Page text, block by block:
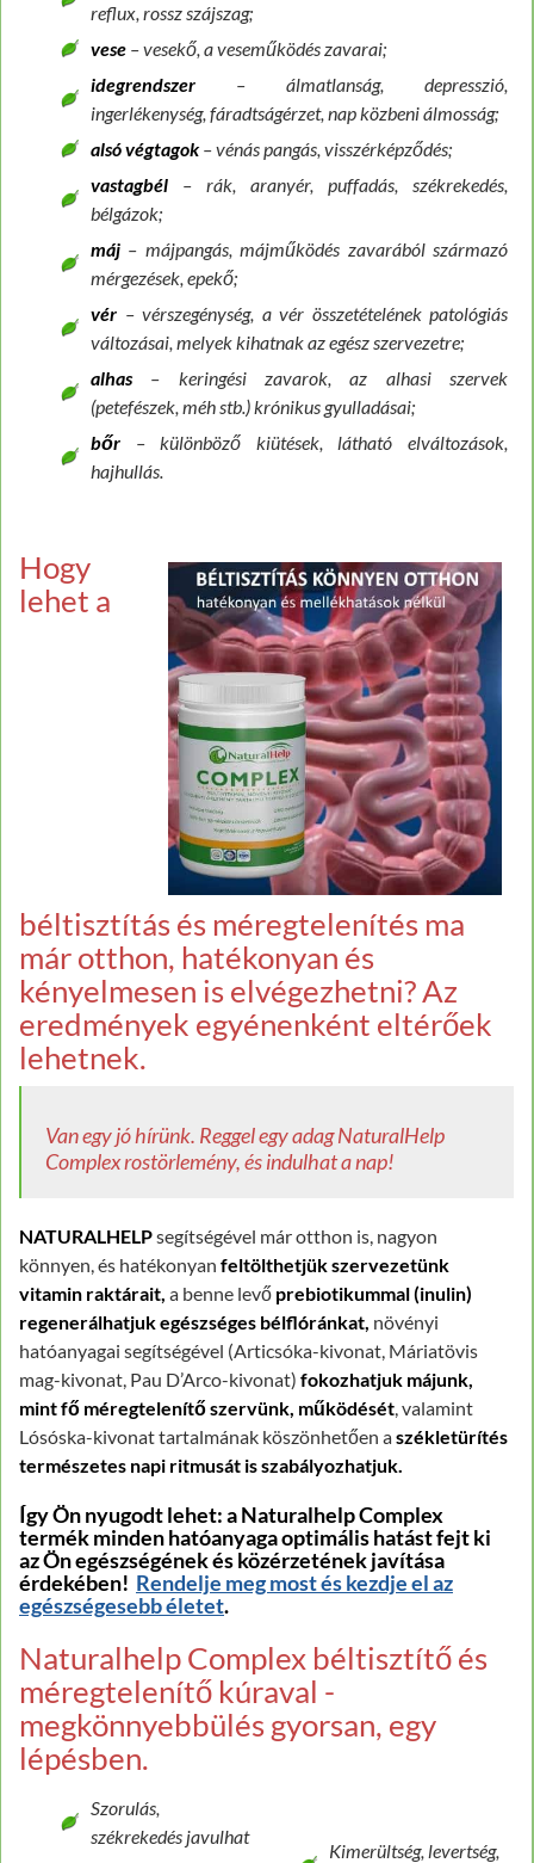
reflux, rossz szájszag;
vese – vesekő, a veseműködés zavarai;
idegrendszer – álmatlanság, depresszió,
ingerlékenység, fáradtságérzet, nap közbeni álmosság;
alsó végtagok– vénás pangás, visszérképződés;
vastagbél – rák, aranyér, puffadás, székrekedés,
bélgázok;
máj – májpangás, májműködés zavarából származó
mérgezések, epekő;
vér – vérszegénység, a vér összetételének patológiás
változásai, melyek kihatnak az egész szervezetre;
alhas– keringési zavarok, az alhasi szervek
(petefészek, méh stb.) krónikus gyulladásai;
bőr – különböző kiütések, látható elváltozások,
hajhullás.
Hogy
lehet a
béltisztítás és méregtelenítés ma
már otthon, hatékonyan és
kényelmesen is elvégezhetni? Az
eredmények egyénenként eltérőek
lehetnek.
Van egy jó hírünk. Reggel egy adag NaturalHelp
Complex rostörlemény, és indulhat a nap!
NATURALHELPsegítségével már otthon is, nagyon
könnyen, és hatékonyan feltölthetjük szervezetünk
vitamin raktárait, a benne levő prebiotikummal (inulin)
regenerálhatjuk egészséges bélflóránkat, növényi
hatóanyagai segítségével (Articsóka-kivonat, Máriatövis
mag-kivonat, Pau D’Arco-kivonat) fokozhatjuk májunk,
mint fő méregtelenítő szervünk, működését, valamint
Lósóska-kivonat tartalmának köszönhetően aszékletürítés
természetes napi ritmusát is szabályozhatjuk.
Így Ön nyugodt lehet: a Naturalhelp Complex
termék minden hatóanyaga optimális hatást fejt ki
az Ön egészségének és közérzetének javítása
érdekében! Rendelje meg most és kezdje el az
egészségesebb életet.
Naturalhelp Complex béltisztítő és
méregtelenítő kúraval -
megkönnyebbülés gyorsan, egy
lépésben.
Szorulás,
székrekedés javulhat
Kimerültség, levertség,